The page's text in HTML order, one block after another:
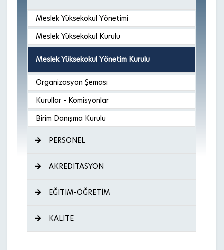
Meslek Yüksekokul Yönetimi
Meslek Yüksekokul Kurulu
Meslek Yüksekokul Yönetim Kurulu
Organizasyon Şeması
Kurullar - Komisyonlar
Birim Danışma Kurulu
PERSONEL
AKREDİTASYON
EĞİTİM-ÖĞRETİM
KALİTE